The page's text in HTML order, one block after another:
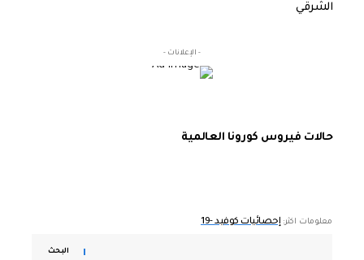
الشرقي
- الإعلانات -
حالات فيروس كورونا العالمية
معلومات اكثر: إحصائيات كوفيد -19
البحث